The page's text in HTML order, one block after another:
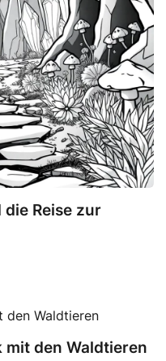
Reise zur
den Waldtieren